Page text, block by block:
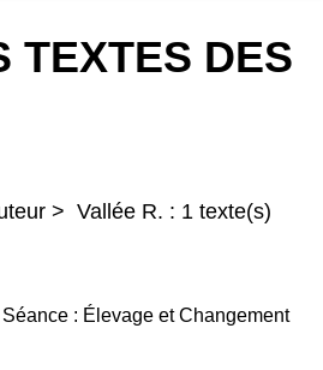
TEXTES DES
> Vallée R. : 1 texte(s)
: Élevage et Changement